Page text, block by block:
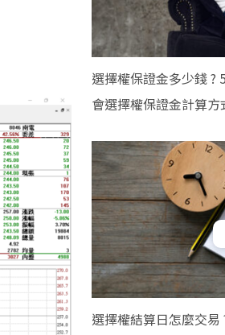
選擇權保證金多少錢 ?
會選擇權保證金計算方
選擇權結算日怎麼交易